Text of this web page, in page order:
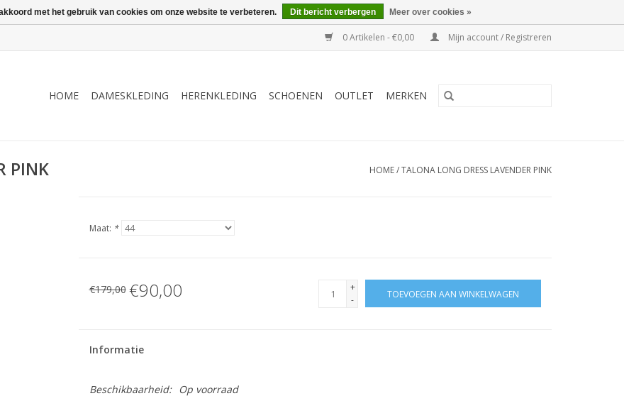
0 Artikelen - €0,00 Mijn account / Registreren
HOME DAMESKLEDING HERENKLEDING SCHOENEN OUTLET MERKEN
PINK HOME/TALONA LONG DRESS LAVENDER PINK
Maat: *
€179,00 €90,00
+
-
TOEVOEGEN AAN WINKELWAGEN
Informatie
Beschikbaarheid: Op voorraad
met het gebruik van cookies om onze website te verbeteren. Dit bericht verbergen Meer over cookies »